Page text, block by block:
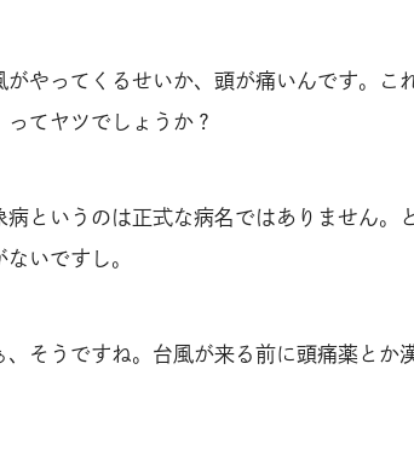
がやってくるせいか、頭が痛いんです。こ
ってヤツでしょうか？
病というのは正式な病名ではありません。
ないですし。
、そうですね。台風が来る前に頭痛薬とか